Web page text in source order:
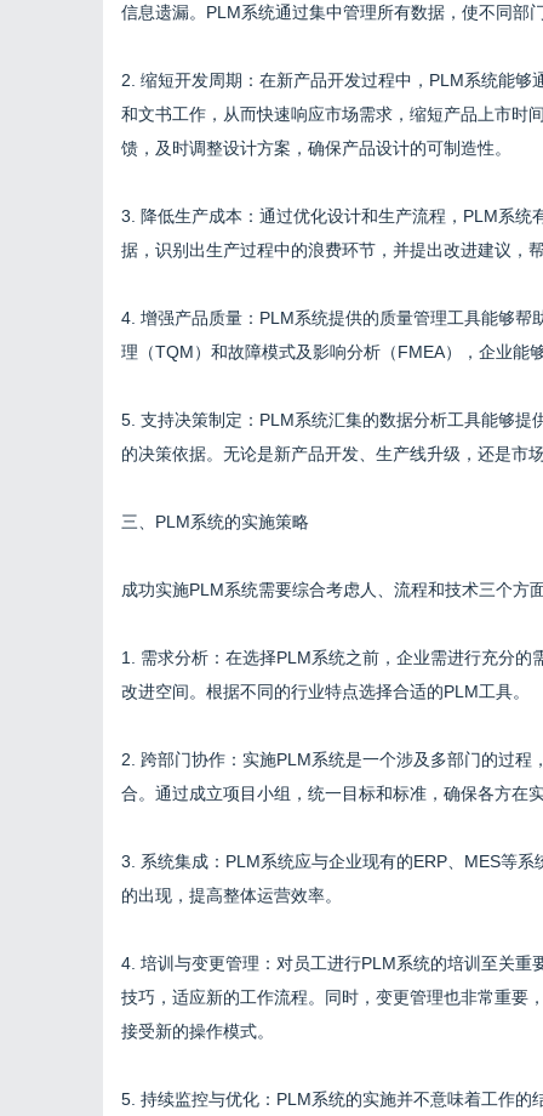
信息遗漏。PLM系统通过集中管理所有数据，使不同部
2. 缩短开发周期：在新产品开发过程中，PLM系统能
和文书工作，从而快速响应市场需求，缩短产品上市时
馈，及时调整设计方案，确保产品设计的可制造性。
3. 降低生产成本：通过优化设计和生产流程，PLM系
据，识别出生产过程中的浪费环节，并提出改进建议，
4. 增强产品质量：PLM系统提供的质量管理工具能够
理（TQM）和故障模式及影响分析（FMEA），企业能
5. 支持决策制定：PLM系统汇集的数据分析工具能够
的决策依据。无论是新产品开发、生产线升级，还是市
三、PLM系统的实施策略
成功实施PLM系统需要综合考虑人、流程和技术三个方
1. 需求分析：在选择PLM系统之前，企业需进行充分
改进空间。根据不同的行业特点选择合适的PLM工具。
2. 跨部门协作：实施PLM系统是一个涉及多部门的过
合。通过成立项目小组，统一目标和标准，确保各方在
3. 系统集成：PLM系统应与企业现有的ERP、MES等
的出现，提高整体运营效率。
4. 培训与变更管理：对员工进行PLM系统的培训至关
技巧，适应新的工作流程。同时，变更管理也非常重要
接受新的操作模式。
5. 持续监控与优化：PLM系统的实施并不意味着工作